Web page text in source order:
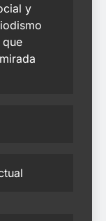
y